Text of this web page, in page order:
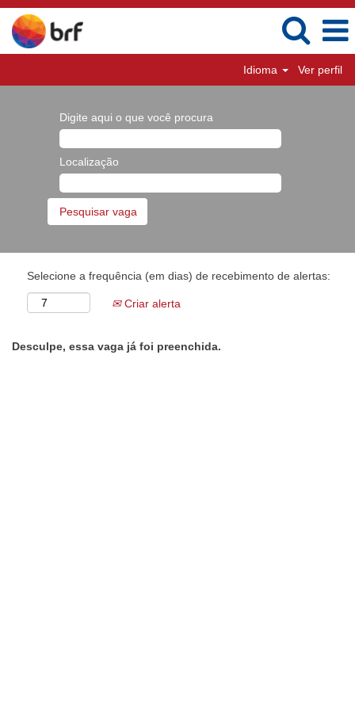
Idioma Ver perfil
Digite aqui o que você procura
Localização
Selecione a frequência (em dias) de recebimento de alertas:
Criar alerta
Desculpe, essa vaga já foi preenchida.